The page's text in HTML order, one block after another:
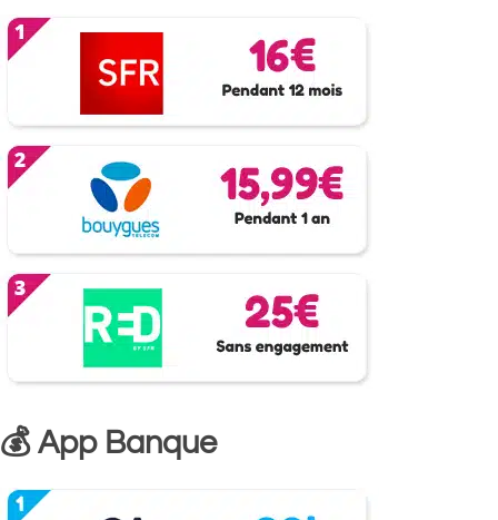
💰 App Banque